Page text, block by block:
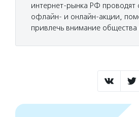
интернет-рынка РФ проводят
офлайн- и онлайн-акции,
привлечь внимание общества